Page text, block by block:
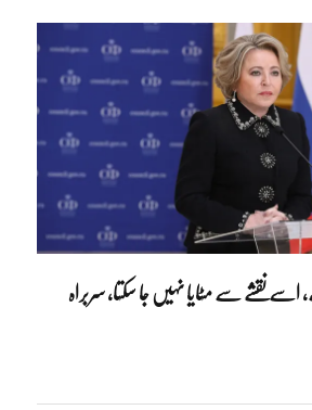
نقشے سے مٹایا نہیں جا سکتا، سربراہ